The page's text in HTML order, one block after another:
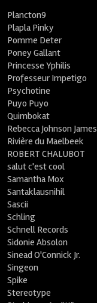
Plancton9
Plapla Pinky
Pomme Deter
Poney Gallant
Princesse Yphilis
Professeur Impetigo
Psychotine
Puyo Puyo
Quimbokat
Rebecca Johnson James
Rivière du Maelbeek
ROBERT CHALUBOT
salut c'est cool
Samantha Mox
Santaklausnihil
Sascii
Schling
Schnell Records
Sidonie Absolon
Sinead O'Connick Jr.
Singeon
Spike
Stereotype